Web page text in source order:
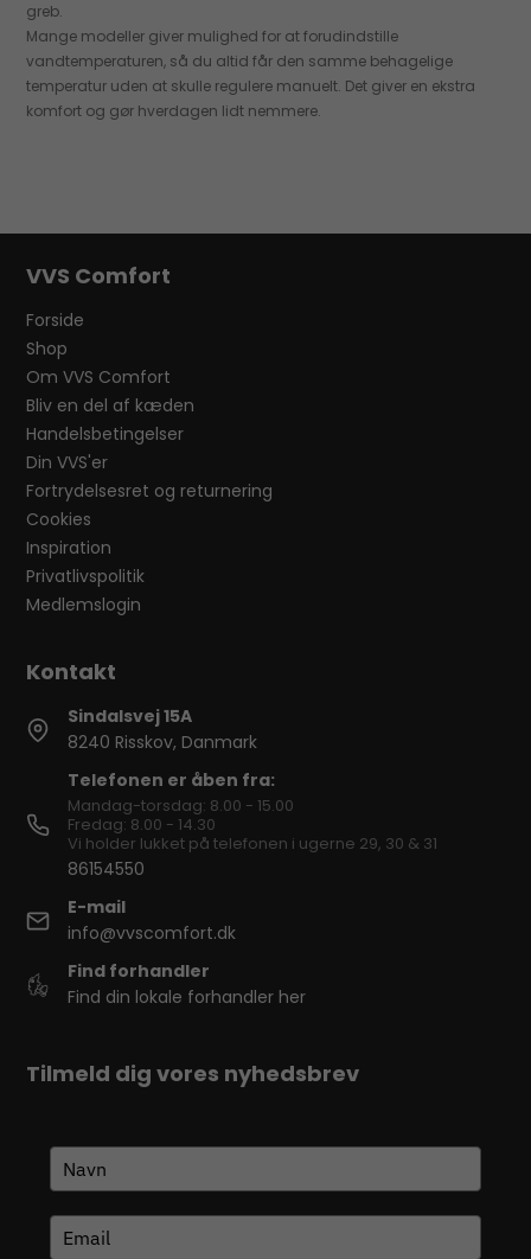
greb.
Mange modeller giver mulighed for at forudindstille
vandtemperaturen, så du altid får den samme behagelige
temperatur uden at skulle regulere manuelt. Det giver en ekstra
komfort og gør hverdagen lidt nemmere.
VVS Comfort
Forside
Shop
Om VVS Comfort
Bliv en del af kæden
Handelsbetingelser
Din VVS'er
Fortrydelsesret og returnering
Cookies
Inspiration
Privatlivspolitik
Medlemslogin
Sindalsvej 15A
8240 Risskov, Danmark
Telefonen er åben fra:
Mandag-torsdag: 8.00 - 15.00
Fredag: 8.00 - 14.30
Vi holder lukket på telefonen i ugerne 29, 30 & 31
86154550
E-mail
info@vvscomfort.dk
Find forhandler
Find din lokale forhandler her
Tilmeld dig vores nyhedsbrev